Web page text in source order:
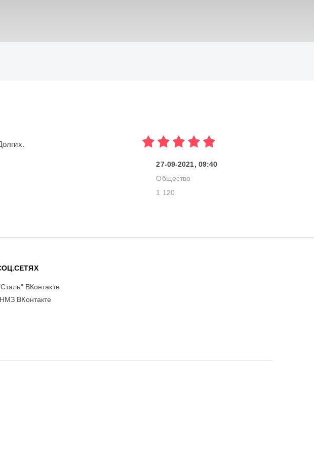
27-09-2021, 09:40
Общество
1 120
ВКонтакте
ВКонтакте